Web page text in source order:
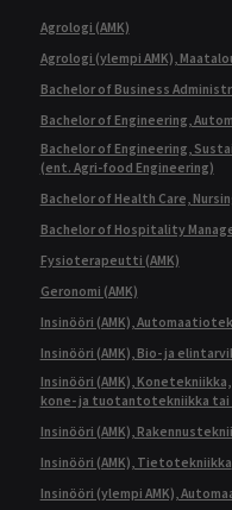
Agrologi (AMK)
Agrologi (ylempi AMK),
Bachelor of Business
Bachelor of Engineering,
Bachelor of Engineering,
(ent. Agri-food Engineering)
Bachelor of Health Care,
Bachelor of Hospitality
Fysioterapeutti (AMK)
Geronomi (AMK)
Insinööri (AMK),
Insinööri (AMK), Bio- ja
Insinööri (AMK), Konetekniikka,
kone- ja tuotantotekniikka
Insinööri (AMK),
Insinööri (AMK), Tietotekniikka
Insinööri (ylempi AMK),